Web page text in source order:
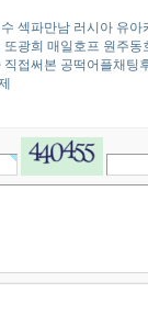
섹파만남 러시아 유­아­
또광희 매일호프 원­주­동­
직접써본 공떡어플채팅